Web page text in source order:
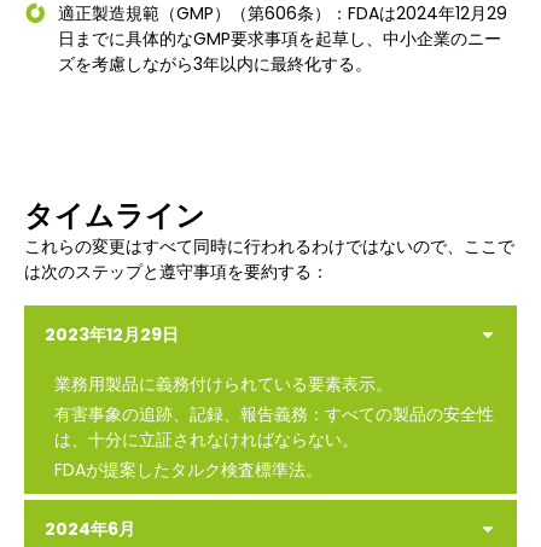
適正製造規範（GMP）（第606条）：FDAは2024年12月29
日までに具体的なGMP要求事項を起草し、中小企業のニー
ズを考慮しながら3年以内に最終化する。
タイムライン
これらの変更はすべて同時に行われるわけではないので、ここで
は次のステップと遵守事項を要約する：
2023年12月29日
業務用製品に義務付けられている要素表示。
有害事象の追跡、記録、報告義務：すべての製品の安全性
は、十分に立証されなければならない。
FDAが提案したタルク検査標準法。
2024年6月